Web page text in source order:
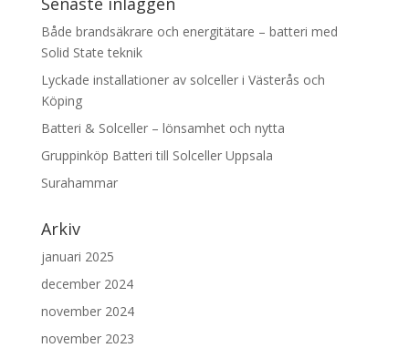
Både brandsäkrare och energitätare – batteri med
Solid State teknik
Lyckade installationer av solceller i Västerås och
Köping
Batteri & Solceller – lönsamhet och nytta
Gruppinköp Batteri till Solceller Uppsala
Surahammar
Arkiv
januari 2025
december 2024
november 2024
november 2023